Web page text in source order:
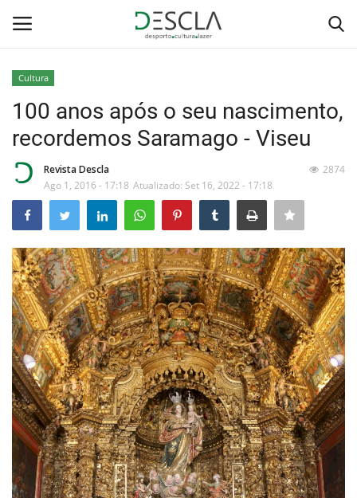
Home
...by Descla
Desporto
Contactos
Sobre Nós
Educação
Estatuto Editorial
Saúde
Ficha técnica
Cultura
100 anos após o seu nascimento,
recordemos Saramago - Viseu
Revista Descla
Ago 1, 2016 - 17:18 Atualizado: Set 16, 2022 - 17:18
2874